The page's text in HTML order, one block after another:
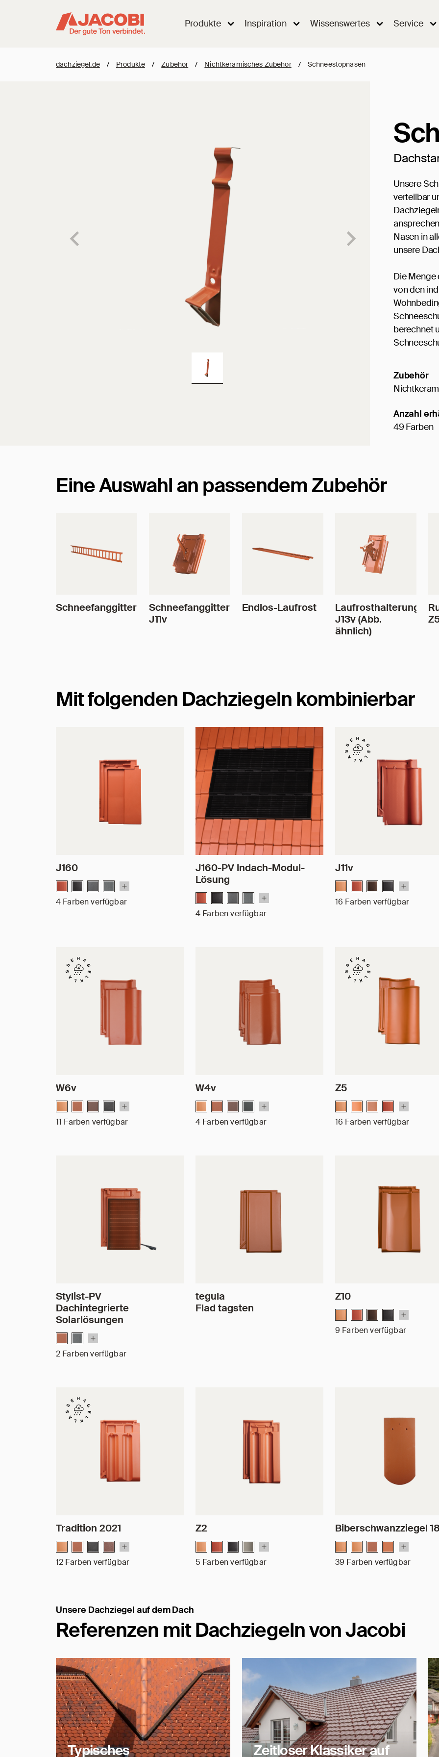
Produkte Inspiration Wissenswertes Service
dachziegel.de / Produkte / Zubehör / Nichtkeramisches Zubehör / Schneestopnasen
Unsere
verteilbar
Nasen in
unsere
Die
von den
berechnet
Zubehör
Anzahl
49 Farben
Eine Auswahl an passendem Zubehör
Schneefanggitter
Schneefanggitterhalterung
J11v
Endlos-Laufrost
Laufrosthalterung
J13v (Abb.
ähnlich)
Mit folgenden Dachziegeln kombinierbar
J160
4 Farben verfügbar
J160-PV Indach-Modul-
Lösung
4 Farben verfügbar
J11v
16 Farben verfügbar
W6v
11 Farben verfügbar
W4v
4 Farben verfügbar
Z5
16 Farben verfügbar
Stylist-PV
Dachintegrierte
Solarlösungen
2 Farben verfügbar
tegula
Flad tagsten
Z10
9 Farben verfügbar
Tradition 2021
12 Farben verfügbar
Z2
5 Farben verfügbar
Biberschwanzziegel
39 Farben verfügbar
Unsere Dachziegel auf dem Dach
Referenzen mit Dachziegeln von Jacobi
Typisches Zeitloser Klassiker auf